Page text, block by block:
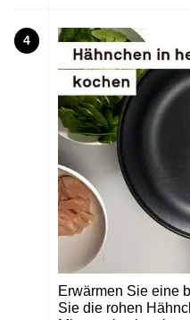
4
Erwärmen Sie eine
Sie die rohen